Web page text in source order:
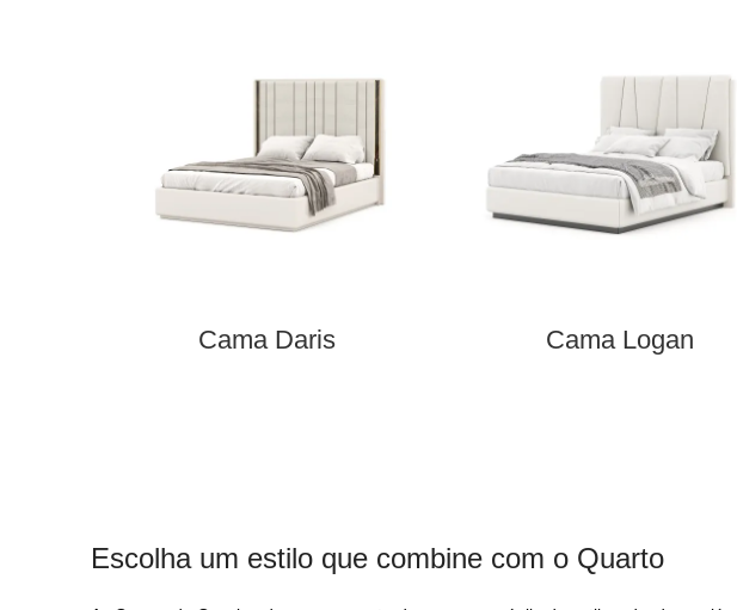
Cama Daris Cama Logan
Escolha um estilo que combine com o Quarto